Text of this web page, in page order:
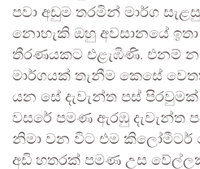
පවා අඩුම තරමින් මාර්ග
නොහැකි ඔහු අවසානයේ ඉතා
තීරණයකට එළැඹිණි. එනම්
මාර්ගයක් තැනීම කෙසේ
යන සේ දැවැන්ත පස්
වසරේ පමණ ඇරඹු දැවැන්ත
නිමා වන විට එම කිලෝමීටර්
අඩි හතරක් පමණ උස